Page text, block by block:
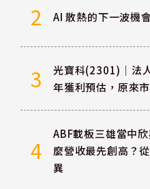
2 AI 散熱的下一波機
3
光寶科(2301)｜法
年獲利預估，原來
4
ABF載板三雄當中
麼營收最先創高？
異